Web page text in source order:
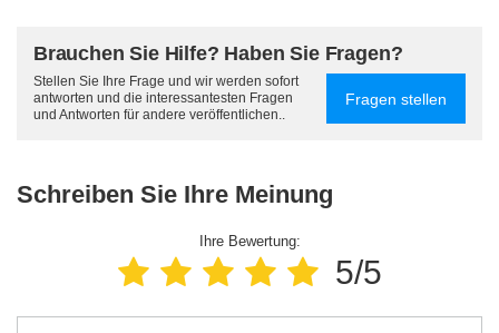
Brauchen Sie Hilfe? Haben Sie Fragen?
Stellen Sie Ihre Frage und wir werden sofort
antworten und die interessantesten Fragen
und Antworten für andere veröffentlichen..
Fragen stellen
Schreiben Sie Ihre Meinung
Ihre Bewertung:
5/5